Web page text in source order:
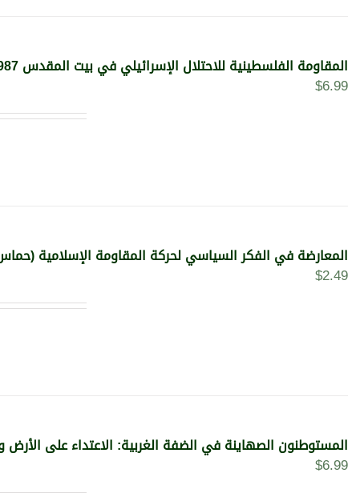
المقاومة الفلسطينية للاحتلال الإسرائيلي في بيت المقدس 1987-2015 (النسخة الإلكترونية)
$6.99
المعارضة في الفكر السياسي لحركة المقاومة الإسلامية (حماس) 1994-2006 (النسخة
$2.49
المستوطنون الصهاينة في الضفة الغربية: الاعتداء على الأرض
$6.99